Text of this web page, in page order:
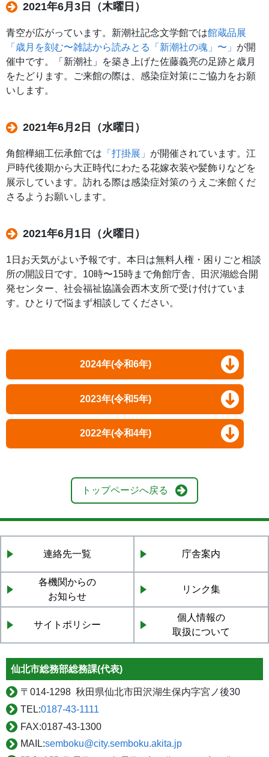
2021年6月3日（木曜日）
青空が広がっています。新潮社記念文学館では館蔵品展
「歳月を刻む〜雑誌から読みとる「新潮社の魂」〜」 が開
催中です。「新潮社」を築き上げた佐藤義亮の足跡と歳月
をたどります。ご来館の際は、感染症対策にご協力をお願
いします。
2021年6月2日（水曜日）
角館樺細工伝承館では 「打掛展」 が開催されています。江
戸時代後期から大正時代にわたる花嫁衣装や髪飾りなどを
展示しています。訪れる際は感染症対策のうえご来館くだ
さるようお願いします。
2021年6月1日（火曜日）
1日お天気がよい予報です。本日は無料人権・困りごと相談
所の開設日です。10時〜15時まで角館庁舎、田沢湖総合開
発センター、社会福祉協議会西木支所で受け付けていま
す。ひとりで悩まず相談してください。
2024年(令和6年)
2023年(令和5年)
2022年(令和4年)
トップページへ戻る
連絡先一覧 庁舎案内
各機関からの
お知らせ
リンク集
サイトポリシー
個人情報の
取扱について
仙北市総務部総務課(代表)
〒 014-1298 秋田県仙北市田沢湖生保内字宮ノ後30
TEL:0187-43-1111
FAX:0187-43-1300
MAIL:semboku@city.semboku.akita.jp